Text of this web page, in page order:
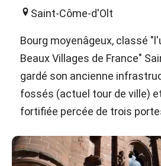
Saint-Côme-d'Olt
Bourg moyenâgeux, classé
Beaux Villages de France"
gardé son ancienne
fossés (actuel tour de ville)
fortifiée percée de trois